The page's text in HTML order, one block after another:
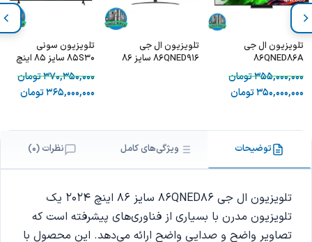
تلویزیون ال جی
86QNED86A
355,000,000تومان
350,000,000تومان
تلویزیون ال جی
86QNED916 سایز 86
تلویزیون سونی
85S30 سایز 85 اینچ
370,350,000تومان
365,000,000تومان
توضیحات ویژگی‌های کامل نظرات (0)
تلویزیون ال جی 86QNED86 سایز 86 اینچ 2024 یک
تلویزیون مدرن با بسیاری از فناوری‌های پیشرفته است که
تصاویر واضح و صدایی واضح ارائه می‌دهد. این محصول با